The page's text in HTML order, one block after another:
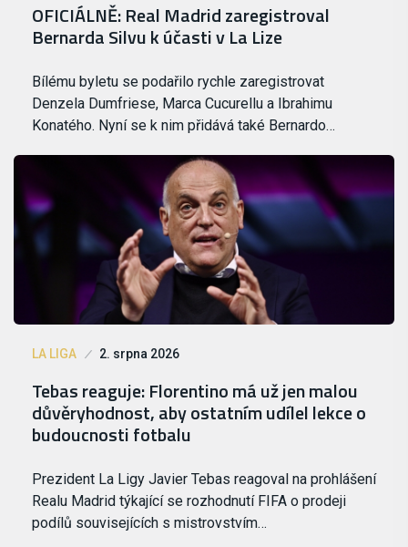
OFICIÁLNĚ: Real Madrid zaregistroval
Bernarda Silvu k účasti v La Lize
Bílému byletu se podařilo rychle zaregistrovat
Denzela Dumfriese, Marca Cucurellu a Ibrahimu
Konatého. Nyní se k nim přidává také Bernardo…
LA LIGA 2. srpna 2026
Tebas reaguje: Florentino má už jen malou
důvěryhodnost, aby ostatním udílel lekce o
budoucnosti fotbalu
Prezident La Ligy Javier Tebas reagoval na prohlášení
Realu Madrid týkající se rozhodnutí FIFA o prodeji
podílů souvisejících s mistrovstvím…